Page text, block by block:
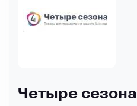
Четыре сезона